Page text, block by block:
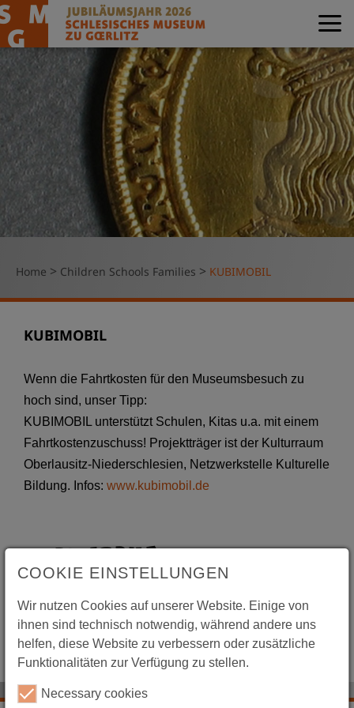
Home > Children Schools Families > KUBIMOBIL
KUBIMOBIL
Wenn die Fahrtkosten für den Museumsbesuch zu
hoch sind, unser Tipp:
KUBIMOBIL unterstützt Schulen, Kitas u.a. mit einem
Fahrtkostenzuschuss! Projektträger ist der Kulturraum
Oberlausitz-Niederschlesien, Netzwerkstelle Kulturelle
Bildung. Infos: www.kubimobil.de
COOKIE EINSTELLUNGEN
Wir nutzen Cookies auf unserer Website. Einige von
ihnen sind technisch notwendig, während andere uns
helfen, diese Website zu verbessern oder zusätzliche
Funktionalitäten zur Verfügung zu stellen.
Necessary cookies